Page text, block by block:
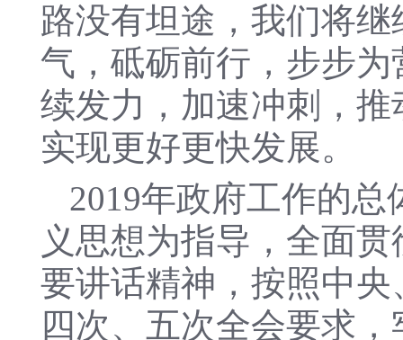
路没有坦途，我们将
气，砥砺前行，步步
续发力，加速冲刺，
实现更好更快发展。
2019年政府工作的
义思想为指导，全面
要讲话精神，按照中
四次、五次全会要求